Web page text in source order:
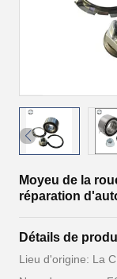
Moyeu de la
réparation
Détails de
Lieu d'origine: La